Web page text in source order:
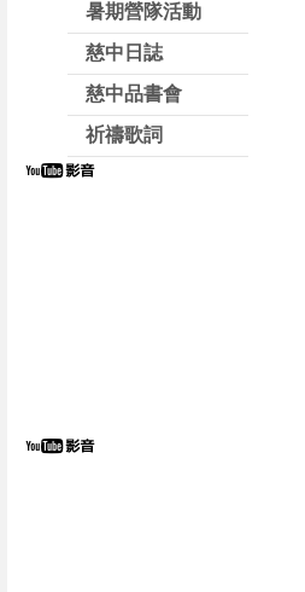
暑期營隊活動
慈中日誌
慈中品書會
祈禱歌詞